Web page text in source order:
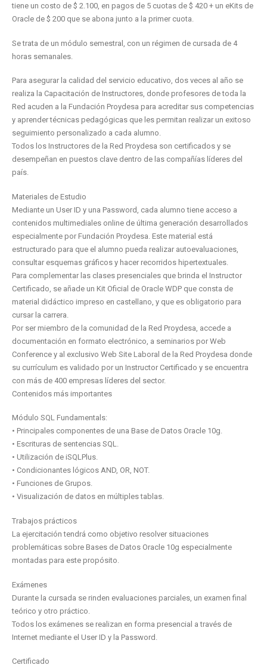
tiene un costo de $ 2.100, en pagos de 5 cuotas de $ 420 + un eKits de
Oracle de $ 200 que se abona junto a la primer cuota.
Se trata de un módulo semestral, con un régimen de cursada de 4
horas semanales.
Para asegurar la calidad del servicio educativo, dos veces al año se
realiza la Capacitación de Instructores, donde profesores de toda la
Red acuden a la Fundación Proydesa para acreditar sus competencias
y aprender técnicas pedagógicas que les permitan realizar un exitoso
seguimiento personalizado a cada alumno.
Todos los Instructores de la Red Proydesa son certificados y se
desempeñan en puestos clave dentro de las compañías líderes del
país.
Materiales de Estudio
Mediante un User ID y una Password, cada alumno tiene acceso a
contenidos multimediales online de última generación desarrollados
especialmente por Fundación Proydesa. Este material está
estructurado para que el alumno pueda realizar autoevaluaciones,
consultar esquemas gráficos y hacer recorridos hipertextuales.
Para complementar las clases presenciales que brinda el Instructor
Certificado, se añade un Kit Oficial de Oracle WDP que consta de
material didáctico impreso en castellano, y que es obligatorio para
cursar la carrera.
Por ser miembro de la comunidad de la Red Proydesa, accede a
documentación en formato electrónico, a seminarios por Web
Conference y al exclusivo Web Site Laboral de la Red Proydesa donde
su currículum es validado por un Instructor Certificado y se encuentra
con más de 400 empresas líderes del sector.
Contenidos más importantes
Módulo SQL Fundamentals:
• Principales componentes de una Base de Datos Oracle 10g.
• Escrituras de sentencias SQL.
• Utilización de iSQLPlus.
• Condicionantes lógicos AND, OR, NOT.
• Funciones de Grupos.
• Visualización de datos en múltiples tablas.
Trabajos prácticos
La ejercitación tendrá como objetivo resolver situaciones
problemáticas sobre Bases de Datos Oracle 10g especialmente
montadas para este propósito.
Exámenes
Durante la cursada se rinden evaluaciones parciales, un examen final
teórico y otro práctico.
Todos los exámenes se realizan en forma presencial a través de
Internet mediante el User ID y la Password.
Certificado